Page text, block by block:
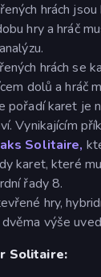
hrách
hry a hráč
hrách se
dolů a hráč
pořadí karet je
Vynikajícím
Solitaire,
karet, které
řady 8.
hry,
výše
Solitaire: